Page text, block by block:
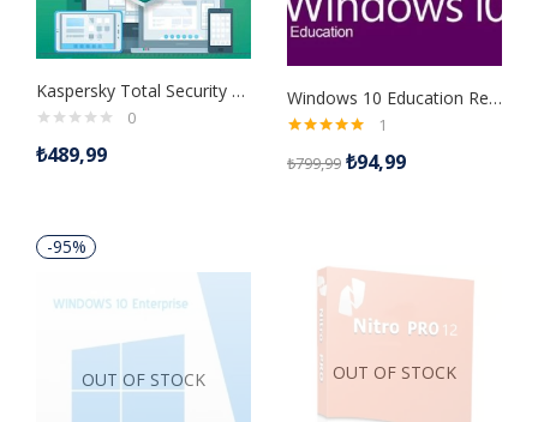
Kaspersky Total Security 2020 1 Kullanıcı 1 Yıl
0
₺489,99
Windows 10 Education Retail Dijital Lisans Anahtarı
5.00oy aldı
1
₺799,99 ₺94,99
-95%
OUT OF STOCK OUT OF STOCK